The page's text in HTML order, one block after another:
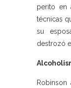
perito en
técnicas
su
destrozó